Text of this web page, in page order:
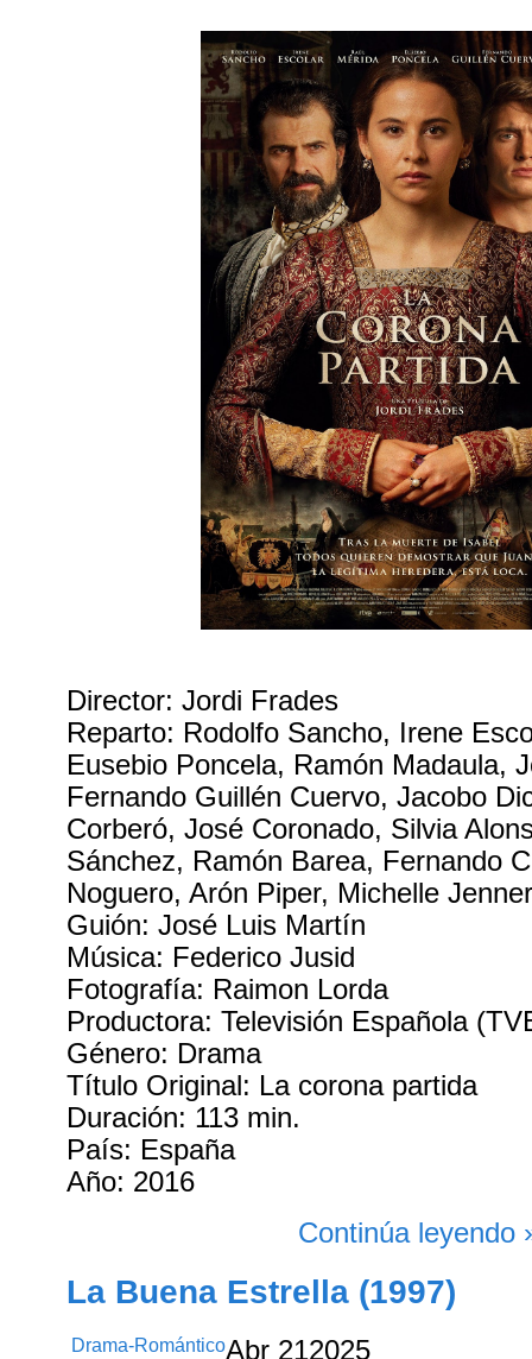
Director: Jordi Frades
Reparto: Rodolfo Sancho, Irene
Eusebio Poncela, Ramón Madaula,
Fernando Guillén Cuervo, Jacobo
Corberó, José Coronado, Silvia
Sánchez, Ramón Barea, Fernando
Noguero, Arón Piper, Michelle
Guión: José Luis Martín
Música: Federico Jusid
Fotografía: Raimon Lorda
Productora: Televisión Española
Género: Drama
Título Original: La corona partida
Duración: 113 min.
País: España
Año: 2016
Continúa leyendo
La Buena Estrella (1997)
Drama-RománticoAbr 212025